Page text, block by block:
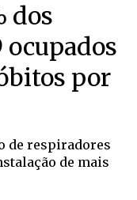
dos
ocupados
por
de respiradores
de mais